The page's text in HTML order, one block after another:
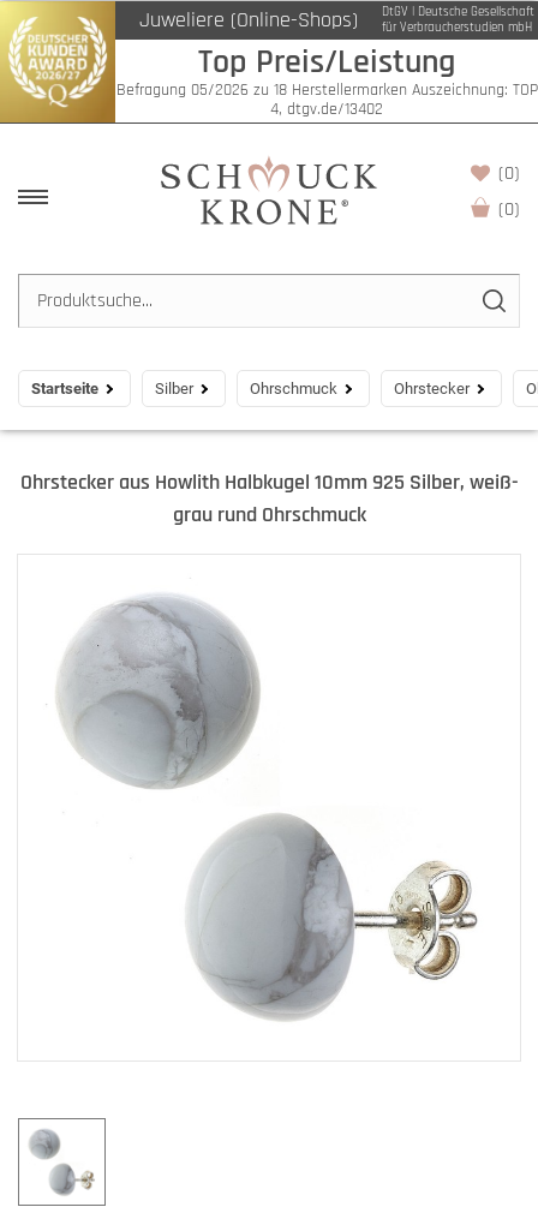
Juweliere (Online-Shops)
DtGV | Deutsche Gesellschaft
für Verbraucherstudien mbH
Top Preis/Leistung
Befragung 05/2026 zu 18 Herstellermarken Auszeichnung: TOP
4, dtgv.de/13402
(0)
(0)
Startseite Silber Ohrschmuck Ohrstecker
Ohrstecker aus Howlith Halbkugel 10mm 925 Silber, weiß-
grau rund Ohrschmuck